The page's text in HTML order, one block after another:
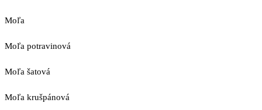
Moľa
Moľa potravinová
Moľa šatová
Moľa krušpánová